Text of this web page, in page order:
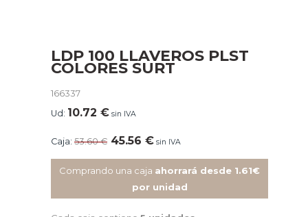
LDP 100 LLAVEROS PLST
COLORES SURT
166337
Ud: 10.72 € sin IVA
Caja: 53.60€ 45.56 € sin IVA
Comprando una caja ahorrará desde 1.61€
por unidad